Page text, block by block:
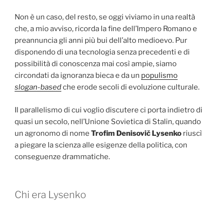
Non è un caso, del resto, se oggi viviamo in una realtà
che, a mio avviso, ricorda la fine dell’Impero Romano e
preannuncia gli anni più bui dell’alto medioevo. Pur
disponendo di una tecnologia senza precedenti e di
possibilità di conoscenza mai così ampie, siamo
circondati da ignoranza bieca e da un populismo
slogan-basedche erode secoli di evoluzione culturale.
Il parallelismo di cui voglio discutere ci porta indietro di
quasi un secolo, nell’Unione Sovietica di Stalin, quando
un agronomo di nome Trofim Denisovič Lysenko riuscì
a piegare la scienza alle esigenze della politica, con
conseguenze drammatiche.
Chi era Lysenko